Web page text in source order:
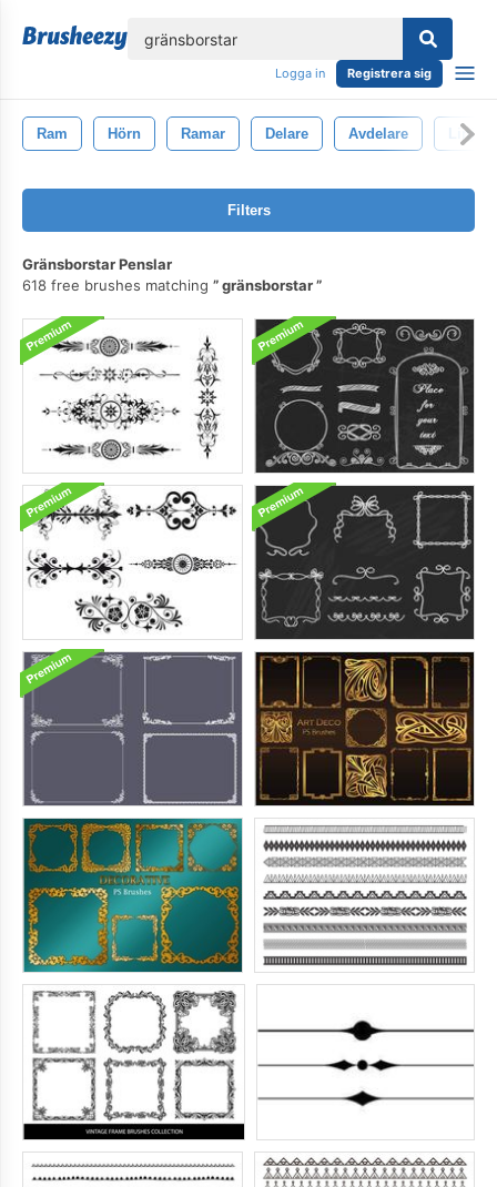
Logga in Registrera sig
Ram Hörn Ramar Delare Avdelare Linje
Filters
Gränsborstar Penslar
618 free brushes matching
gränsborstar